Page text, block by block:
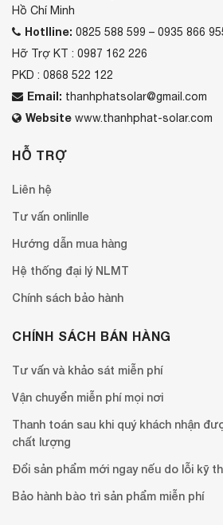
Hồ Chí Minh
Hotlline: 0825 588 599 – 0935 866
Hỡ Trợ KT : 0987 162 226
PKD : 0868 522 122
Email: thanhphatsolar@gmail.com
Website www.thanhphat-solar.com
HỖ TRỢ
Liên hệ
Tư vấn onlinlle
Hướng dẫn mua hàng
Hệ thống đại lý NLMT
Chính sách bảo hành
CHÍNH SÁCH BÁN HÀNG
Tư vấn và khảo sát miễn phí
Vận chuyển miễn phí mọi nơi
Thanh toán sau khi quý khách nhận
chất lượng
Đổi sản phẩm mới ngay nếu do lỗi kỹ
Bảo hành bào trì sản phẩm miễn phí